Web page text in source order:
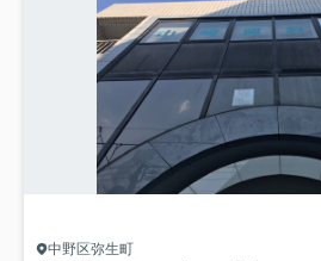
中野区弥生町